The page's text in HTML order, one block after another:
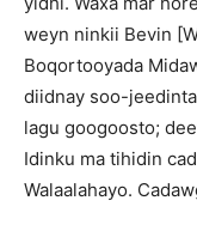
weyn ninkii Bevin
Boqortooyada
diidnay soo-
lagu googoosto;
Idinku ma tihidin
Walaalahayo.